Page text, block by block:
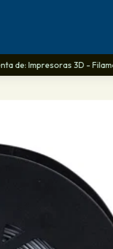
Impresoras 3D -